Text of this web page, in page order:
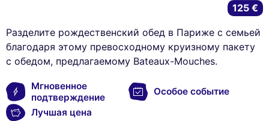
Разделите рождественский обед в Париже с семьей
благодаря этому превосходному круизному пакету
с обедом, предлагаемому Bateaux-Mouches.
Мгновенное
подтверждение
Особое событие
Лучшая цена
125 €